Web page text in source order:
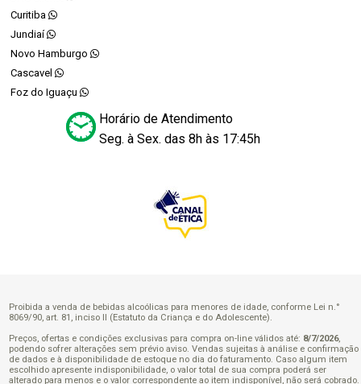
Curitiba
Jundiaí
Novo Hamburgo
Cascavel
Foz do Iguaçu
Horário de Atendimento
Seg. à Sex. das 8h às 17:45h
Proibida a venda de bebidas alcoólicas para menores de idade, conforme Lei n.°
8069/90, art. 81, inciso II (Estatuto da Criança e do Adolescente).
Preços, ofertas e condições exclusivas para compra on-line válidos até: 8/7/2026,
podendo sofrer alterações sem prévio aviso. Vendas sujeitas à análise e confirmação
de dados e à disponibilidade de estoque no dia do faturamento. Caso algum item
escolhido apresente indisponibilidade, o valor total de sua compra poderá ser
alterado para menos e o valor correspondente ao item indisponível, não será cobrado.